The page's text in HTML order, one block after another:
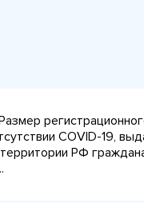
COVID-19,
РФ